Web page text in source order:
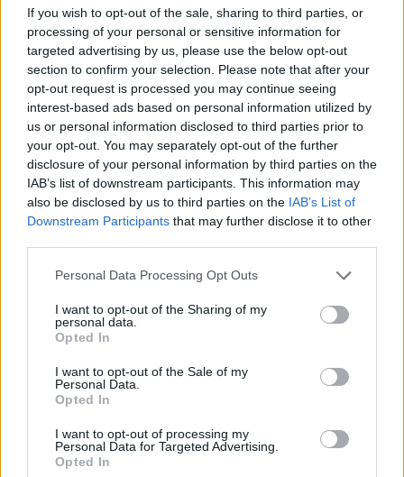
If you wish to opt-out of the sale, sharing to third parties, or
processing of your personal or sensitive information for
targeted advertising by us, please use the below opt-out
section to confirm your selection. Please note that after your
opt-out request is processed you may continue seeing
interest-based ads based on personal information utilized by
us or personal information disclosed to third parties prior to
your opt-out. You may separately opt-out of the further
disclosure of your personal information by third parties on the
IAB’s list of downstream participants. This information may
also be disclosed by us to third parties on the IAB’s List of
Downstream Participants that may further disclose it to other
Personal Data Processing Opt Outs
I want to opt-out of the Sharing of my
personal data.
Opted In
I want to opt-out of the Sale of my
Personal Data.
Opted In
I want to opt-out of processing my
Personal Data for Targeted Advertising.
Opted In
Износът на електромобили от Китай
е нараснал със 120%
06.08.2026 / 16:30
Ню Йорк стана 14-ият щат на САЩ, в
който е разрешена евтаназията
06.08.2026 / 16:00